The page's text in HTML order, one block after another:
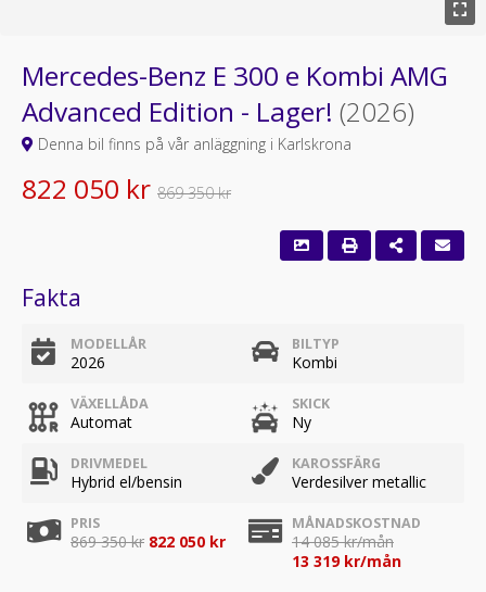
Mercedes-Benz E 300 e Kombi AMG
Advanced Edition - Lager! (2026)
Denna bil finns på vår anläggning i Karlskrona
822 050 kr 869 350 kr
Fakta
MODELLÅR
2026
BILTYP
Kombi
VÄXELLÅDA
Automat
SKICK
Ny
DRIVMEDEL
Hybrid el/bensin
KAROSSFÄRG
Verdesilver metallic
PRIS
869 350 kr 822 050 kr
MÅNADSKOSTNAD
14 085 kr/mån
13 319 kr/mån